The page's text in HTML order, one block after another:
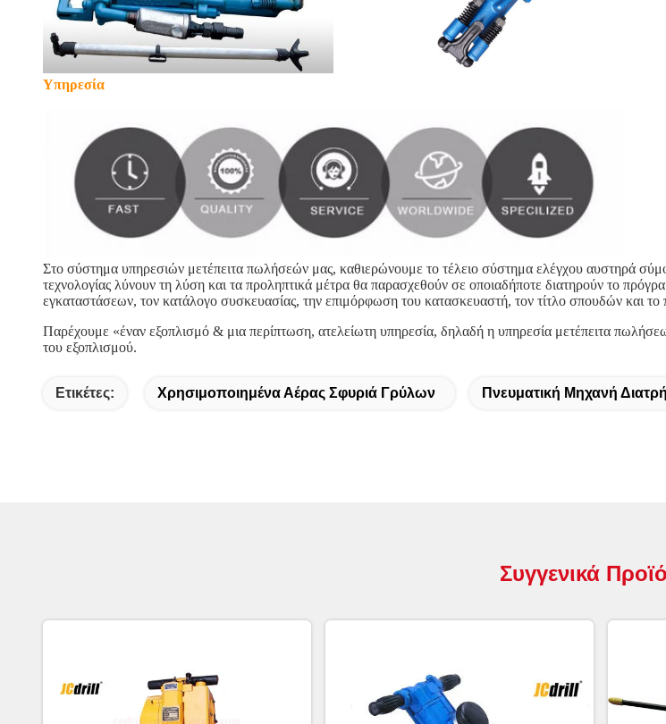
Υπηρεσία
Στο σύστημα υπηρεσιών μετέπειτα πωλήσεών μας, καθιερώνουμε το τέλειο σύστημα ελέγχου αυστηρά
τεχνολογίας λύνουν τη λύση και τα προληπτικά μέτρα θα παρασχεθούν σε οποιαδήποτε διατηρούν το
εγκαταστάσεων, τον κατάλογο συσκευασίας, την επιμόρφωση του κατασκευαστή, τον τίτλο σπουδών και το
Παρέχουμε «έναν εξοπλισμό & μια περίπτωση, ατελείωτη υπηρεσία, δηλαδή η υπηρεσία μετέπειτα
του εξοπλισμού.
Ετικέτες: Χρησιμοποιημένα Αέρας Σφυριά Γρύλων Πνευματική Μηχανή
Συγγενικά